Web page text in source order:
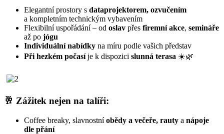
Elegantní prostory s dataprojektorem, ozvučením
a kompletním technickým vybavením
Flexibilní uspořádání – od oslav přes firemní akce, semináře
až po jógu
Individuální nabídky na míru podle vašich představ
Při hezkém počasíje k dispozici slunná terasa ☀️🌿
🥂 Zážitek nejen na talíři:
Coffee breaky, slavnostníobědy a večeře, rauty a nápoje
dle přání